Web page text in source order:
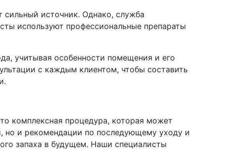
источник. Однако, служба
используют профессиональные препараты
учитывая особенности помещения и его
с каждым клиентом, чтобы составить
комплексная процедура, которая может
но и рекомендации по последующему уходу и
запаха в будущем. Наши специалисты